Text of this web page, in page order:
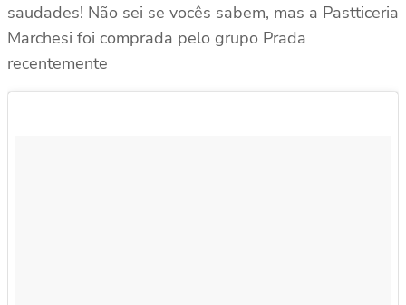
saudades! Não sei se vocês sabem, mas a Pastticeria
Marchesi foi comprada pelo grupo Prada
recentemente